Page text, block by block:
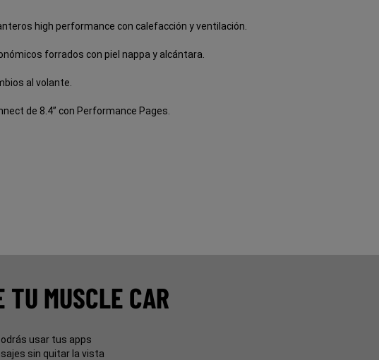
high performance con calefacción y ventilación.
forrados con piel nappa y alcántara.
al volante.
de 8.4” con Performance Pages.
TU MUSCLE CAR
usar tus apps
sin quitar la vista